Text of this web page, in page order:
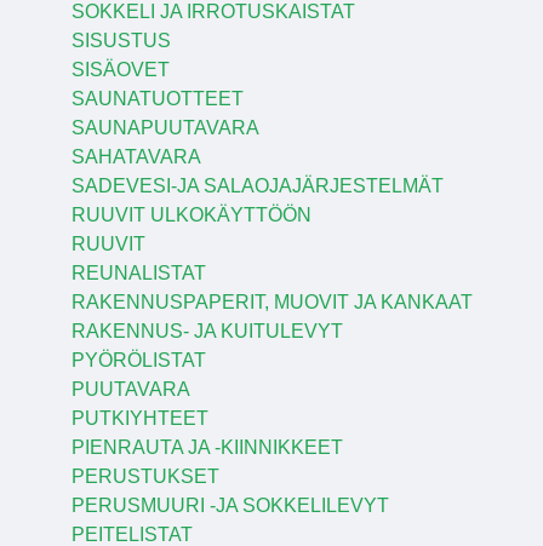
SOKKELI JA IRROTUSKAISTAT
SISUSTUS
SISÄOVET
SAUNATUOTTEET
SAUNAPUUTAVARA
SAHATAVARA
SADEVESI-JA SALAOJAJÄRJESTELMÄT
RUUVIT ULKOKÄYTTÖÖN
RUUVIT
REUNALISTAT
RAKENNUSPAPERIT, MUOVIT JA KANKAAT
RAKENNUS- JA KUITULEVYT
PYÖRÖLISTAT
PUUTAVARA
PUTKIYHTEET
PIENRAUTA JA -KIINNIKKEET
PERUSTUKSET
PERUSMUURI -JA SOKKELILEVYT
PEITELISTAT